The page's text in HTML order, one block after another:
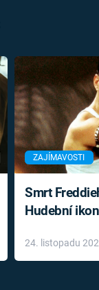
ZAJÍMAVOSTI
Smrt
Hudební
léky
24. listopadu